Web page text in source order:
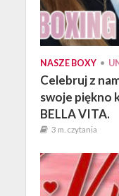
NASZE BOXY •
Celebruj z
swoje piękno
BELLA VITA.
3 m. czytania